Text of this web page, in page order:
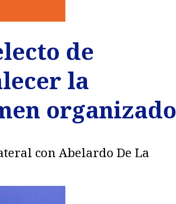
de
la
organizado
con Abelardo De La